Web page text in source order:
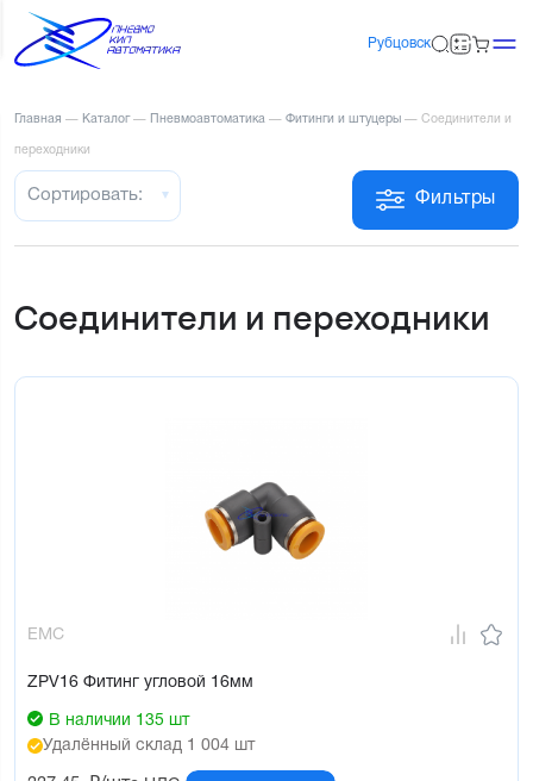
Рубцовск
Главная — Каталог — Пневмоавтоматика — Фитинги и штуцеры — Соединители и
переходники
Фильтры
Сортировать:
Соединители и переходники
EMC
ZPV16 Фитинг угловой 16мм
В наличии 135 шт
Удалённый склад 1 004 шт